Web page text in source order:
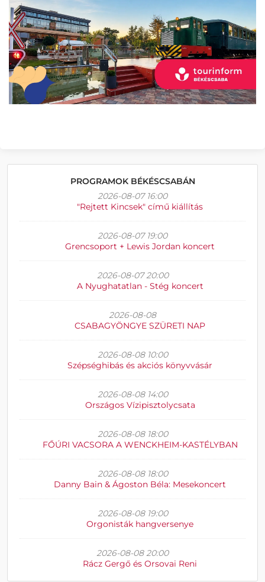
PROGRAMOK BÉKÉSCSABÁN
2026-08-07 16:00
"Rejtett Kincsek" című kiállítás
2026-08-07 19:00
Grencsoport + Lewis Jordan koncert
2026-08-07 20:00
A Nyughatatlan - Stég koncert
2026-08-08
CSABAGYÖNGYE SZÜRETI NAP
2026-08-08 10:00
Szépséghibás és akciós könyvvásár
2026-08-08 14:00
Országos Vízipisztolycsata
2026-08-08 18:00
FŐÚRI VACSORA A WENCKHEIM-KASTÉLYBAN
2026-08-08 18:00
Danny Bain & Ágoston Béla: Mesekoncert
2026-08-08 19:00
Orgonisták hangversenye
2026-08-08 20:00
Rácz Gergő és Orsovai Reni